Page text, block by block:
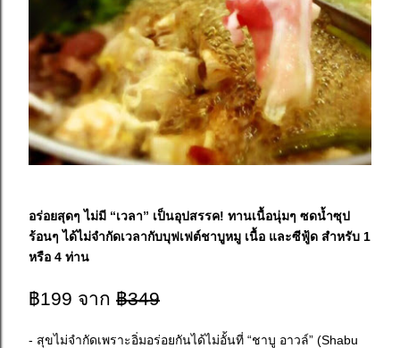
อร่อยสุดๆ ไม่มี “เวลา” เป็นอุปสรรค! ทานเนื้อนุ่มๆ ซดน้ำซุป
ร้อนๆ ได้ไม่จำกัดเวลากับบุฟเฟต์ชาบูหมู เนื้อ และซีฟู้ด สำหรับ 1
หรือ 4 ท่าน
฿199 จาก ฿349
- สุขไม่จำกัดเพราะอิ่มอร่อยกันได้ไม่อั้นที่ “ชาบู อาวล์” (Shabu